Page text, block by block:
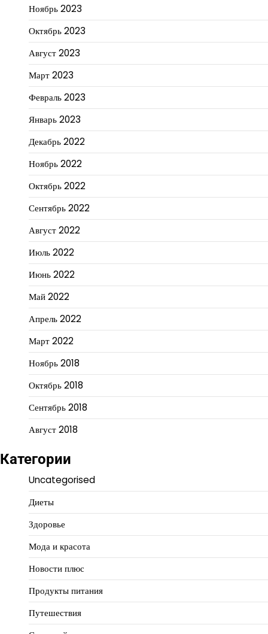
Ноябрь 2023
Октябрь 2023
Август 2023
Март 2023
Февраль 2023
Январь 2023
Декабрь 2022
Ноябрь 2022
Октябрь 2022
Сентябрь 2022
Август 2022
Июль 2022
Июнь 2022
Май 2022
Апрель 2022
Март 2022
Ноябрь 2018
Октябрь 2018
Сентябрь 2018
Август 2018
Категории
Uncategorised
Диеты
Здоровье
Мода и красота
Новости плюс
Продукты питания
Путешествия